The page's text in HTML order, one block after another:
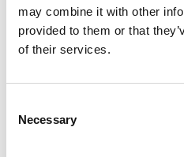
may combine it with other
provided to them or that
of their services.
Selection
Necessary